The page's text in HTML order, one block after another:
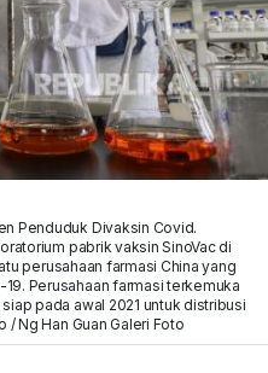
Penduduk Divaksin Covid.
pabrik vaksin SinoVac di
perusahaan farmasi China yang
Perusahaan farmasi terkemuka
pada awal 2021 untuk distribusi
/ Ng Han Guan Galeri Foto